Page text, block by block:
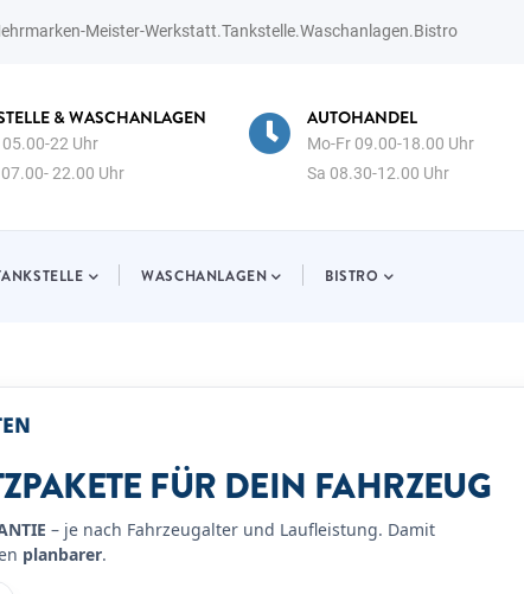
Meister-Werkstatt.Tankstelle.Waschanlagen.Bistro
AUTOHANDEL
Mo-Fr 09.00-18.00 Uhr
Sa 08.30-12.00 Uhr
Mo-Fr
Sa 08.30-
WASCHANLAGEN BISTRO
FÜR DEIN FAHRZEUG
– je nach Fahrzeugalter und Laufleistung. Damit
planbarer.